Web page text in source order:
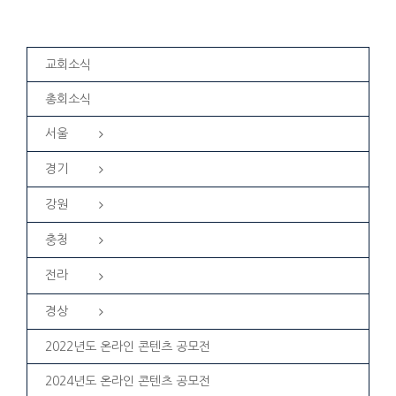
교회소식
총회소식
서울
경기
강원
충청
전라
경상
2022년도 온라인 콘텐츠 공모전
2024년도 온라인 콘텐츠 공모전